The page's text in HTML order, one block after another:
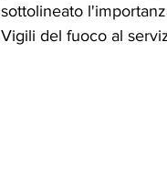
sottolineato
Vigili del fuoco al